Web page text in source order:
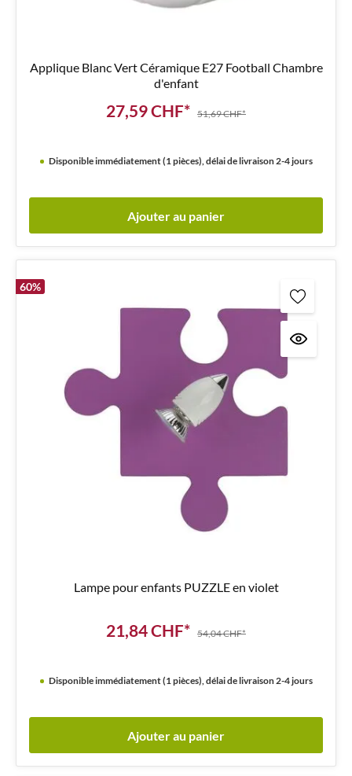
Applique Blanc Vert Céramique E27 Football Chambre
d'enfant
27,59 CHF* 51,69 CHF*
Disponible immédiatement (1 pièces), délai de livraison 2-4 jours
Ajouter au panier
60%
Lampe pour enfants PUZZLE en violet
21,84 CHF* 54,04 CHF*
Disponible immédiatement (1 pièces), délai de livraison 2-4 jours
Ajouter au panier